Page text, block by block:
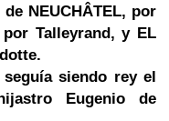
NEUCHÂTEL, por
por Talleyrand, y EL
siendo rey el
Eugenio de